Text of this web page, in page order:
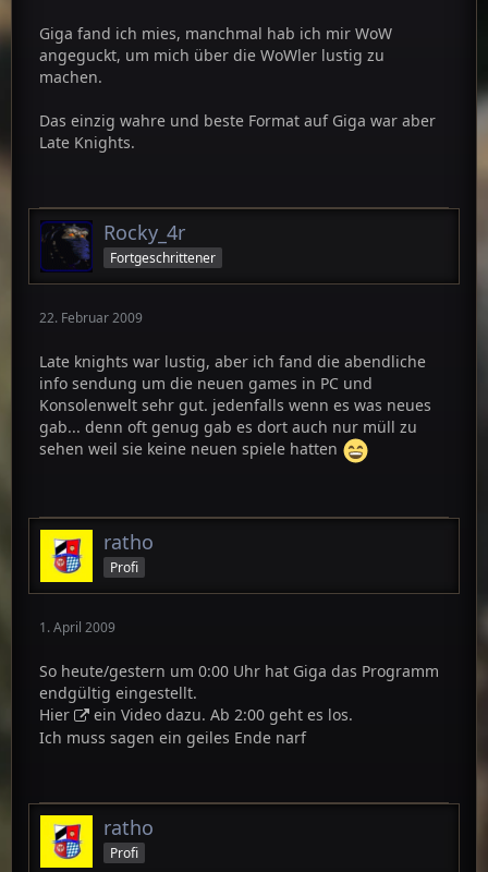
Giga fand ich mies, manchmal hab ich mir WoW
angeguckt, um mich über die WoWler lustig zu
machen.
Das einzig wahre und beste Format auf Giga war aber
Late Knights.
Rocky_4r
Fortgeschrittener
22. Februar 2009
Late knights war lustig, aber ich fand die abendliche
info sendung um die neuen games in PC und
Konsolenwelt sehr gut. jedenfalls wenn es was neues
gab... denn oft genug gab es dort auch nur müll zu
sehen weil sie keine neuen spiele hatten
ratho
Profi
1. April 2009
So heute/gestern um 0:00 Uhr hat Giga das Programm
endgültig eingestellt.
Hier
ein Video dazu. Ab 2:00 geht es los.
Ich muss sagen ein geiles Ende narf
ratho
Profi